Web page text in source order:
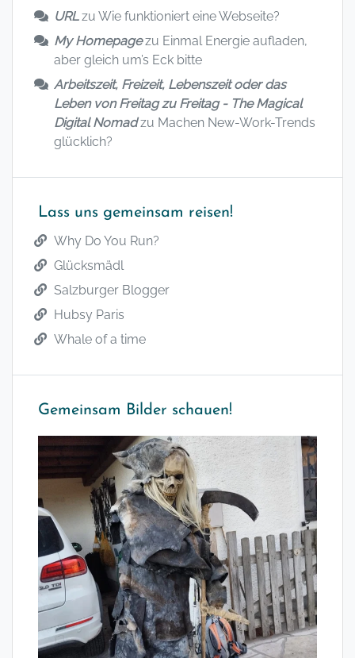
URLzu Wie funktioniert eine Webseite?
My Homepagezu Einmal Energie aufladen,
aber gleich um’s Eck bitte
Arbeitszeit, Freizeit, Lebenszeit oder das
Leben von Freitag zu Freitag - The Magical
Digital Nomadzu Machen New-Work-Trends
glücklich?
Lass uns gemeinsam reisen!
Why Do You Run?
Glücksmädl
Salzburger Blogger
Hubsy Paris
Whale of a time
Gemeinsam Bilder schauen!